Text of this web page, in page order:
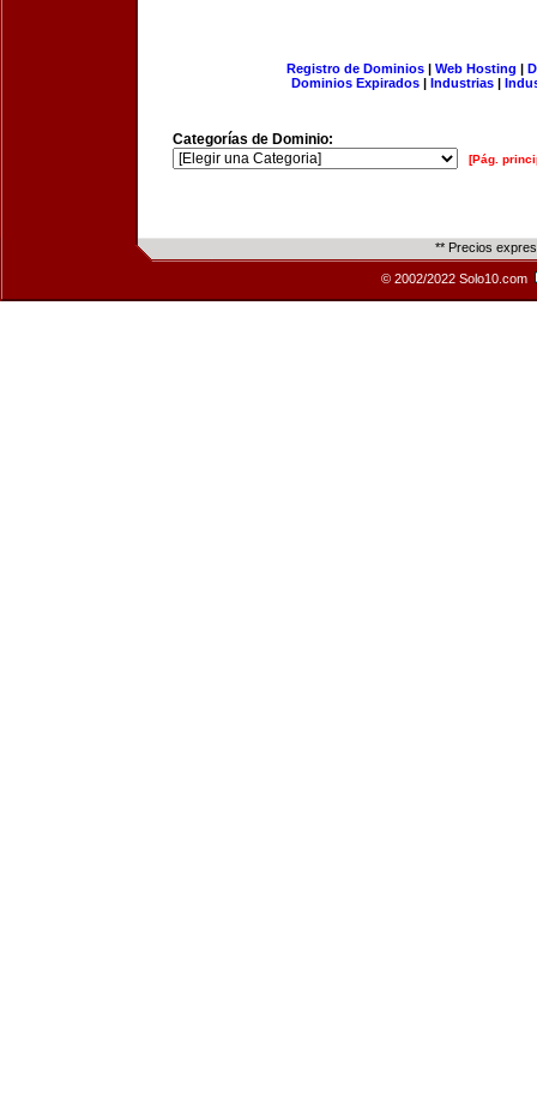
Registro de Dominios| Web Hosting |
Dominios Expirados | Industrias |
Categorías de Dominio:
[Pág.
** Precios
© 2002/2022 Solo10.com